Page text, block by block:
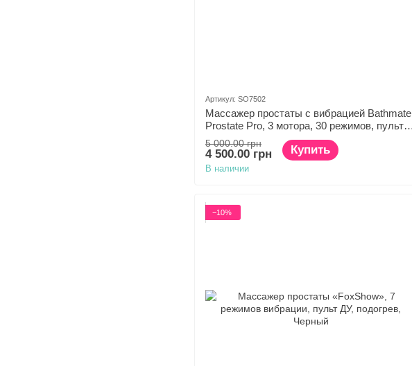
Артикул: SO7502
Массажер простаты с вибрацией Bathmate
Prostate Pro, 3 мотора, 30 режимов, пульт
ДУ
5 000.00 грн
4 500.00 грн Купить
В наличии
−10%